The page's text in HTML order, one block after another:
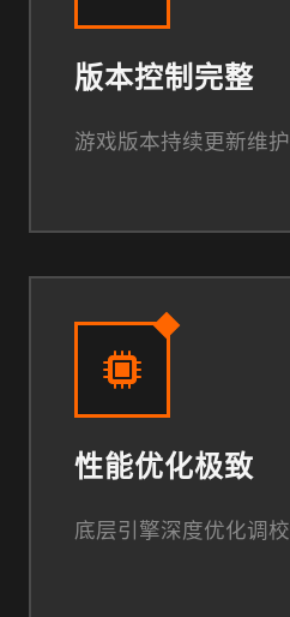
版本控制完整
游戏版本持续更新维护
性能优化极致
底层引擎深度优化调校